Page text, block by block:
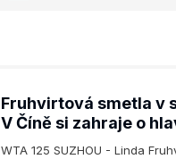
Fruhvirtová smetla v
V Číně si zahraje o
WTA 125 SUZHOU - Linda